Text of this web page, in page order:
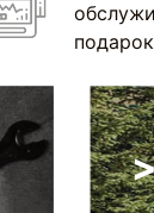
подарок